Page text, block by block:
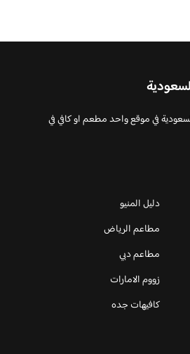
في موقع واحد مطعم او كافي في
دليل المنيو
مطاعم الرياض
مطاعم دبي
زووم الامارات
كافيهات جده